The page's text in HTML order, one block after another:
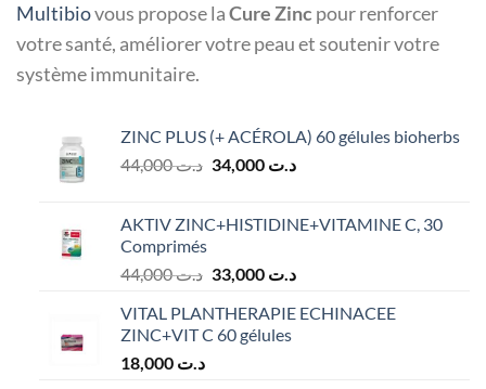
Multibiovous propose laCure Zinc pour renforcer
votre santé, améliorer votre peau et soutenir votre
système immunitaire.
ZINC PLUS (+ ACÉROLA) 60 gélules bioherbs
د.ت44,000
Le
était :
د.ت 34,000
Le
est :
AKTIV ZINC+HISTIDINE+VITAMINE C, 30
Comprimés
د.ت44,000
Le
initial
était :
د.ت 33,000
Le
actuel
VITAL PLANTHERAPIE ECHINACEE
ZINC+VIT C 60 gélules
د.ت 18,000